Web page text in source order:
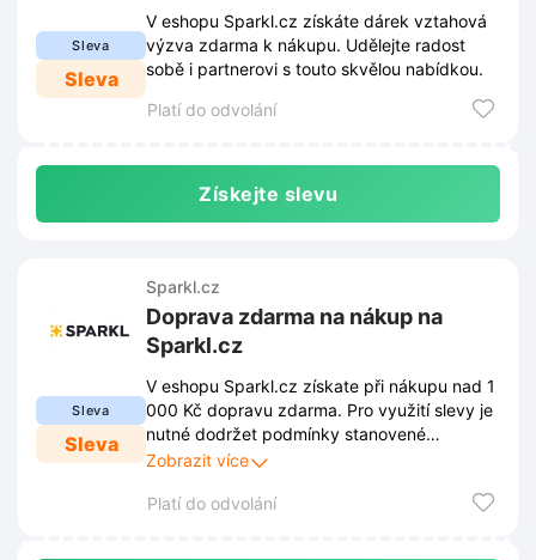
Sleva
Sleva
V eshopu Sparkl.cz získáte dárek vztahová
výzva zdarma k nákupu. Udělejte radost
sobě i partnerovi s touto skvělou nabídkou.
Platí do odvolání
Získejte slevu
Sleva
Sleva
Sparkl.cz
Doprava zdarma na nákup na
Sparkl.cz
V eshopu Sparkl.cz získate při nákupu nad 1
000 Kč dopravu zdarma. Pro využití slevy je
nutné dodržet podmínky stanovené
obchodem. Tyto podmínky jsou zveřejněny
se průběžně měnit.
Zobrazit více
Platí do odvolání